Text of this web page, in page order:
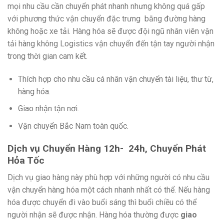
mọi nhu cầu cần chuyển phát nhanh nhưng không quá gấp
với phương thức vận chuyển đặc trưng bằng đường hàng
không hoặc xe tải. Hàng hóa sẽ được đội ngũ nhân viên vận
tải hàng không Logistics vận chuyển đến tận tay người nhận
trong thời gian cam kết.
Thích hợp cho nhu cầu cá nhân vận chuyển tài liệu, thư từ,
hàng hóa.
Giao nhận tận nơi.
Vận chuyển Bắc Nam toàn quốc.
Dịch vụ Chuyển Hàng 12h- 24h, Chuyển Phát
Hỏa Tốc
Dịch vụ giao hàng này phù hợp với những người có nhu cầu
vận chuyển hàng hóa một cách nhanh nhất có thể. Nếu hàng
hóa được chuyển đi vào buổi sáng thì buổi chiều có thể
người nhận sẽ được nhận. Hàng hóa thường được giao